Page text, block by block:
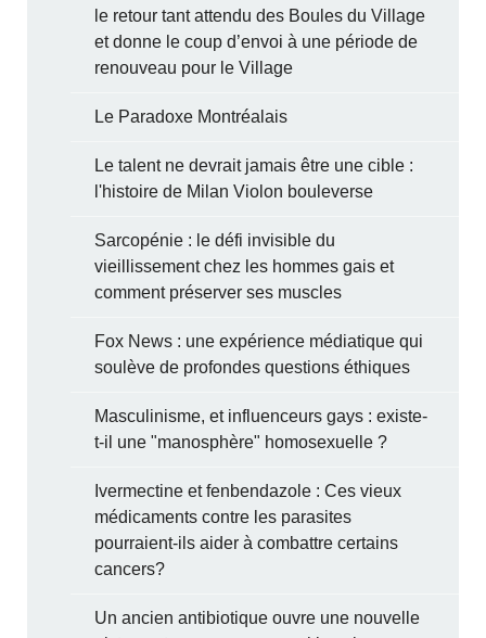
le retour tant attendu des Boules du Village
et donne le coup d’envoi à une période de
renouveau pour le Village
Le Paradoxe Montréalais
Le talent ne devrait jamais être une cible :
l'histoire de Milan Violon bouleverse
Sarcopénie : le défi invisible du
vieillissement chez les hommes gais et
comment préserver ses muscles
Fox News : une expérience médiatique qui
soulève de profondes questions éthiques
Masculinisme, et influenceurs gays : existe-
t-il une "manosphère" homosexuelle ?
Ivermectine et fenbendazole : Ces vieux
médicaments contre les parasites
pourraient-ils aider à combattre certains
cancers?
Un ancien antibiotique ouvre une nouvelle